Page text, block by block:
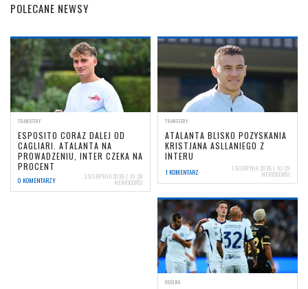
POLECANE NEWSY
TRANSFERY
ESPOSITO CORAZ DALEJ OD
CAGLIARI. ATALANTA NA
PROWADZENIU, INTER CZEKA NA
PROCENT
0 KOMENTARZY 3 SIERPNIA 2026 | 10:39
NERIOCORSI
TRANSFERY
ATALANTA BLISKO POZYSKANIA
KRISTJANA ASLLANIEGO Z
INTERU
1 KOMENTARZ 1 SIERPNIA 2026 | 10:39
NERIOCORSI
OGÓLNA